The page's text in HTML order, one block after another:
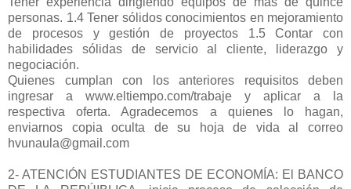
personas. 1.4 Tener sólidos conocimientos en mejoramiento
de procesos y gestión de proyectos 1.5 Contar con
habilidades sólidas de servicio al cliente, liderazgo y
negociación.
Quienes cumplan con los anteriores requisitos deben
ingresar a www.eltiempo.com/trabaje y aplicar a la
respectiva oferta. Agradecemos a quienes lo hagan,
enviarnos copia oculta de su hoja de vida al correo
hvunaula@gmail.com
2- ATENCIÓN ESTUDIANTES DE ECONOMÍA: El BANCO